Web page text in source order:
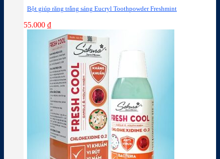
Bột giúp răng trắng sáng Eucryl Toothpowder Freshmint
55.000 ₫